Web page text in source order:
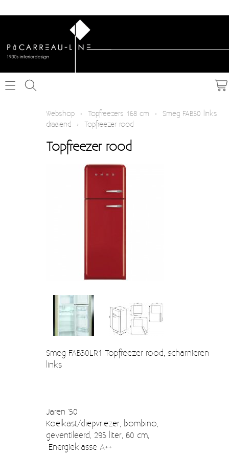
Schakelmateriaal inbouw
Schakelmateriaal opbouw
Bellen en belknoppen
Meubelgrepen
Voorraadbakjes
Badkamer
Afvalemmers
Webshop › Topfreezers 168 cm ›
Smeg FAB30 links
draaiend › Topfreezer rood
Topfreezer rood
Smeg FAB30LR1 Topfreezer rood, scharnieren
links
Jaren '50
Koelkast/diepvriezer, bombino,
geventileerd, 295 liter, 60 cm,
Energieklasse A++